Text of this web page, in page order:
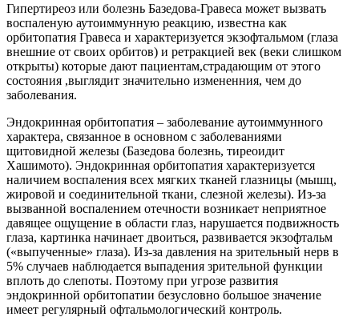
Гипертиреоз или болезнь Базедова-Гравеса может вызвать
воспаленую аутоиммунную реакцию, известна как
орбитопатия Гравеса и характеризуется экзофтальмом (глаза
внешние от своих орбитов) и ретракцией век (веки слишком
открыты) которые дают пациентам,страдающим от этого
состояния ,выглядит значительно измененния, чем до
заболевания.
Эндокринная орбитопатия – заболевание аутоиммунного
характера, связанное в основном с заболеваниями
щитовидной железы (Базедова болезнь, тиреоидит
Хашимото). Эндокринная орбитопатия характеризуется
наличием воспаления всех мягких тканей глазницы (мышц,
жировой и соединительной ткани, слезной железы). Из-за
вызванной воспалением отечности возникает неприятное
давящее ощущение в области глаз, нарушается подвижность
глаза, картинка начинает двоиться, развивается экзофтальм
(«выпученные» глаза). Из-за давления на зрительный нерв в
5% случаев наблюдается выпадения зрительной функции
вплоть до слепоты. Поэтому при угрозе развития
эндокринной орбитопатии безусловно большое значение
имеет регулярный офтальмологический контроль.